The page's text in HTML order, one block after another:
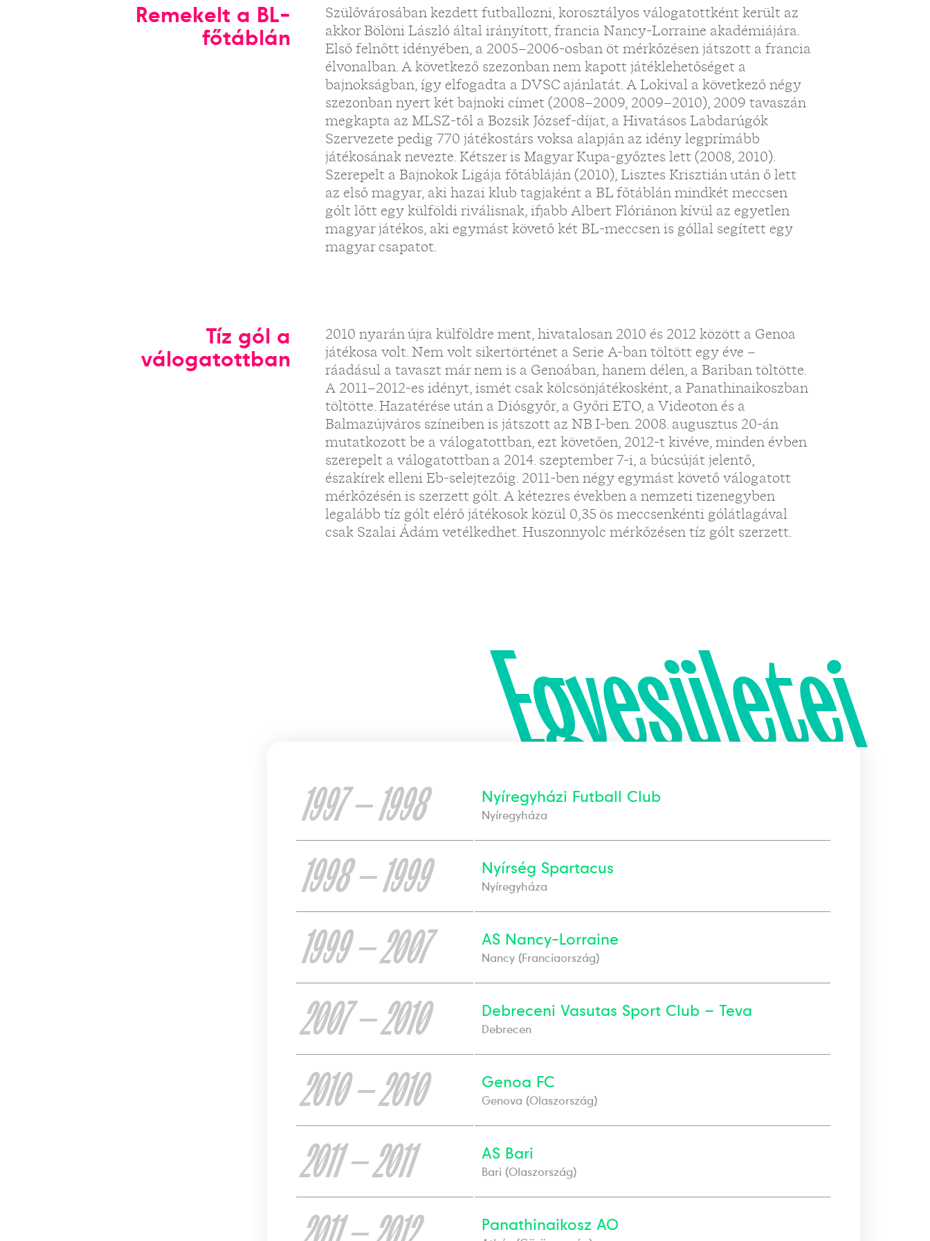
Remekelt a BL-
főtáblán
Szülővárosában kezdett futballozni, korosztályos válogatottként került az
akkor Bölöni László által irányított, francia Nancy-Lorraine akadémiájára.
Első felnőtt idényében, a 2005–2006-osban öt mérkőzésen játszott a francia
élvonalban. A következő szezonban nem kapott játéklehetőséget a
bajnokságban, így elfogadta a DVSC ajánlatát. A Lokival a következő négy
szezonban nyert két bajnoki címet (2008–2009, 2009–2010), 2009 tavaszán
megkapta az MLSZ-től a Bozsik József-díjat, a Hivatásos Labdarúgók
Szervezete pedig 770 játékostárs voksa alapján az idény legprímább
játékosának nevezte. Kétszer is Magyar Kupa-győztes lett (2008, 2010).
Szerepelt a Bajnokok Ligája főtábláján (2010), Lisztes Krisztián után ő lett
az első magyar, aki hazai klub tagjaként a BL főtáblán mindkét meccsen
gólt lőtt egy külföldi riválisnak, ifjabb Albert Flóriánon kívül az egyetlen
magyar játékos, aki egymást követő két BL-meccsen is góllal segített egy
magyar csapatot.
Tíz gól a
válogatottban
2010 nyarán újra külföldre ment, hivatalosan 2010 és 2012 között a Genoa
játékosa volt. Nem volt sikertörténet a Serie A-ban töltött egy éve –
ráadásul a tavaszt már nem is a Genoában, hanem délen, a Bariban töltötte.
A 2011–2012-es idényt, ismét csak kölcsönjátékosként, a Panathinaikoszban
töltötte. Hazatérése után a Diósgyőr, a Győri ETO, a Videoton és a
Balmazújváros színeiben is játszott az NB I-ben. 2008. augusztus 20-án
mutatkozott be a válogatottban, ezt követően, 2012-t kivéve, minden évben
szerepelt a válogatottban a 2014. szeptember 7-i, a búcsúját jelentő,
északírek elleni Eb-selejtezőig. 2011-ben négy egymást követő válogatott
mérkőzésén is szerzett gólt. A kétezres években a nemzeti tizenegyben
legalább tíz gólt elérő játékosok közül 0,35 ös meccsenkénti gólátlagával
csak Szalai Ádám vetélkedhet. Huszonnyolc mérkőzésen tíz gólt szerzett.
Egyesületei
1997 — 1998 Nyíregyházi Futball Club
Nyíregyháza
1998 — 1999 Nyírség Spartacus
Nyíregyháza
1999 — 2007 AS Nancy-Lorraine
Nancy (Franciaország)
2007 — 2010 Debreceni Vasutas Sport Club – Teva
Debrecen
2010 — 2010 Genoa FC
Genova (Olaszország)
2011 — 2011 AS Bari
Bari (Olaszország)
Panathinaikosz AO